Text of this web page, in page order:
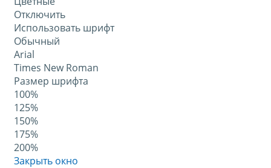
Отключить
Использовать шрифт
Обычный
Arial
Times New Roman
Размер шрифта
100%
125%
150%
175%
200%
Закрыть окно